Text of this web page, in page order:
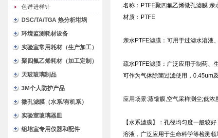
色谱进样针
DSC/TA/TGA 热分析坩埚
环境监测耗材设备
实验室常用耗材（生产加工）
聚四氟乙烯耗材（加工定制）
天玻玻璃制品
3M个人防护产品
微孔滤膜（水系/有机系）
实验室玻璃器皿
组培室专用仪器和配件
名称：PTFE聚四氟乙烯微孔滤膜 亲
材质：PTFE
亲水PTFE滤膜：可用于过滤水溶液
疏水PTFE滤膜：广泛应用于制药、
可作为气体除菌过滤使用，0.45um
应用场景:蒸馏膜,空气采样测尘;低
【水系滤膜】：孔径均匀度一般较
溶液，广泛应用于生命科学等检测领